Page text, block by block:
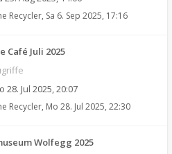
Recycler, Sa 6. Sep 2025, 17:16
Juli 2025
28. Jul 2025, 20:07
Recycler, Mo 28. Jul 2025, 22:30
Wolfegg 2025